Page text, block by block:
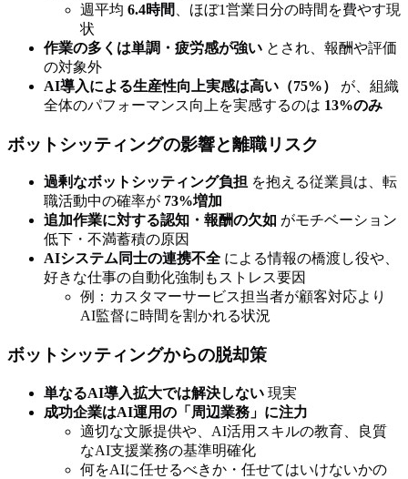
週平均 6.4時間
、ほぼ1営業日分の時間を費やす現
状
作業の多くは単調・疲労感が強い とされ、報酬や評価
の対象外
AI導入による生産性向上実感は高い（75%）
が、組織
全体のパフォーマンス向上を実感するのは 13%のみ
ボットシッティングの影響と離職リスク
過剰なボットシッティング負担 を抱える従業員は、転
職活動中の確率が 73%増加
追加作業に対する認知・報酬の欠如 がモチベーション
低下・不満蓄積の原因
AIシステム同士の連携不全 による情報の橋渡し役や、
好きな仕事の自動化強制もストレス要因
例：カスタマーサービス担当者が顧客対応より
AI監督に時間を割かれる状況
ボットシッティングからの脱却策
単なるAI導入拡大では解決しない 現実
成功企業はAI運用の「周辺業務」に注力
適切な文脈提供や、AI活用スキルの教育、良質
なAI支援業務の基準明確化
何をAIに任せるべきか・任せてはいけないかの